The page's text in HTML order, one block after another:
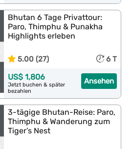
Bhutan 6 Tage Privattour:
Paro, Thimphu & Punakha
Highlights erleben
5.00 (27) 6 T
Ansehen
US$ 1,806
Jetzt buchen & später
bezahlen
3-tägige Bhutan-Reise: Paro,
Thimphu & Wanderung zum
Tiger’s Nest